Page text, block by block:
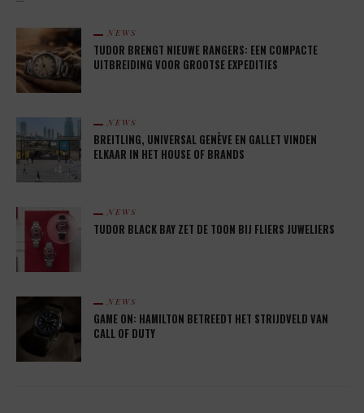
NEWS
TUDOR BRENGT NIEUWE RANGERS: EEN COMPACTE
UITBREIDING VOOR GROOTSE EXPEDITIES
NEWS
BREITLING, UNIVERSAL GENÈVE EN GALLET VINDEN
ELKAAR IN HET HOUSE OF BRANDS
NEWS
TUDOR BLACK BAY ZET DE TOON BIJ FLIERS JUWELIERS
NEWS
GAME ON: HAMILTON BETREEDT HET STRIJDVELD VAN
CALL OF DUTY